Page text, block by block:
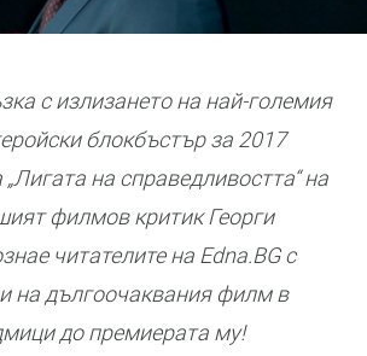
с излизането на най-големия
блокбъстър за 2017
„Лигата на справедливостта“ на
филмов критик Георги
читателите на Edna.BG с
на дългоочаквания филм в
до премиерата му!